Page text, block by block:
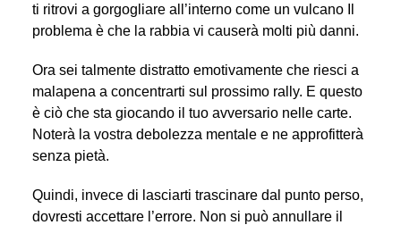
ti ritrovi a gorgogliare all’interno come un vulcano Il
problema è che la rabbia vi causerà molti più danni.
Ora sei talmente distratto emotivamente che riesci a
malapena a concentrarti sul prossimo rally. E questo
è ciò che sta giocando il tuo avversario nelle carte.
Noterà la vostra debolezza mentale e ne approfitterà
senza pietà.
Quindi, invece di lasciarti trascinare dal punto perso,
dovresti accettare l’errore. Non si può annullare il